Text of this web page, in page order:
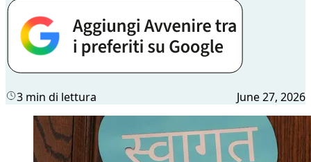
3 min di lettura June 27, 2026